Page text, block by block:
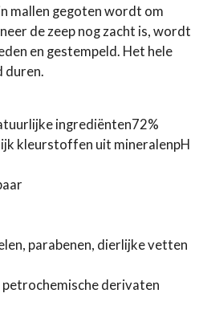
mallen gegoten wordt om
de zeep nog zacht is, wordt
en gestempeld. Het hele
duren.
ingrediënten72%
kleurstoffen uit mineralenpH
parabenen, dierlijke vetten
petrochemische derivaten